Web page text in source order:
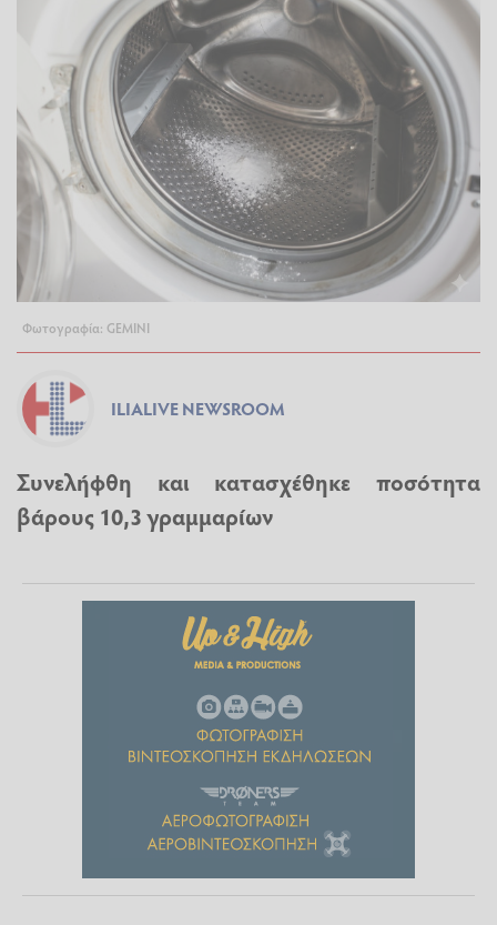
Φωτογραφία: GEMINI
ILIALIVE NEWSROOM
Συνελήφθη και κατασχέθηκε ποσότητα
βάρους 10,3 γραμμαρίων